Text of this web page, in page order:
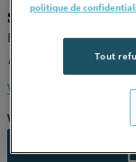
SCHNEIDER
Bloc différentiel vigi
Référence
A9Y62625
Voir la description
Vous avez un projet ?
politique de
Tout